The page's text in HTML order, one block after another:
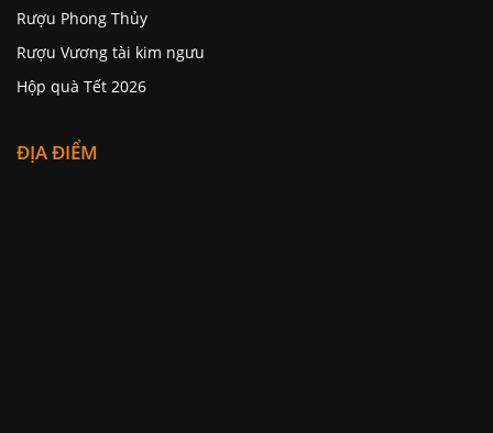
Rượu Phong Thủy
Rượu Vương tài kim ngưu
Hộp quà Tết 2026
ĐỊA ĐIỂM